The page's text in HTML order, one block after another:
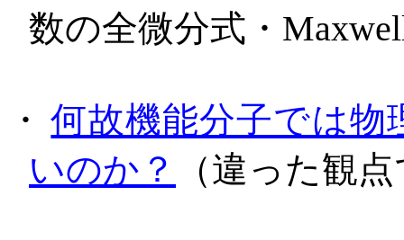
数の全微分式・
・ 何故機能分子では
いのか？
（違った観